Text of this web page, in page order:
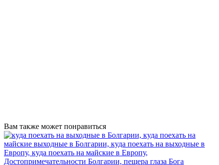
Вам также может понравиться